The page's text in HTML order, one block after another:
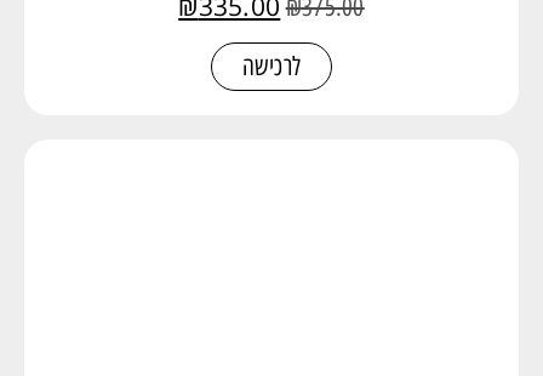
₪375.00
לרכישה